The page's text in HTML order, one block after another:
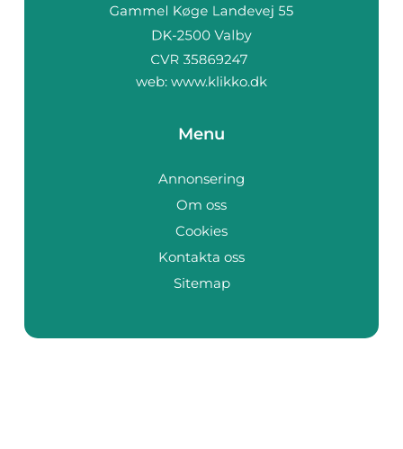
web: www.klikko.dk
Menu
Annonsering
Om oss
Cookies
Kontakta oss
Sitemap